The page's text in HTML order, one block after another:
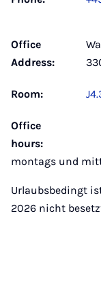
Office
Address:
Room:
Office
hours:
montags und
Urlaubsbedingt
2026 nicht